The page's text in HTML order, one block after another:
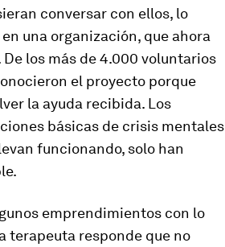
conversar con ellos, lo
una organización, que ahora
los más de 4.000 voluntarios
el proyecto porque
la ayuda recibida. Los
básicas de crisis mentales
funcionando, solo han
emprendimientos con lo
terapeuta responde que no